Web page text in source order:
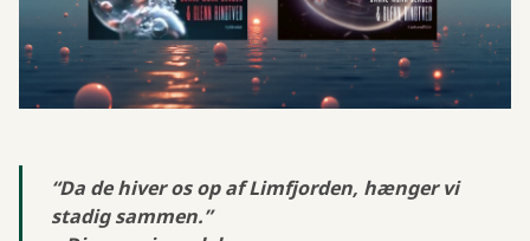
“Da de hiver os op af Limfjorden, hænger vi
stadig sammen.”